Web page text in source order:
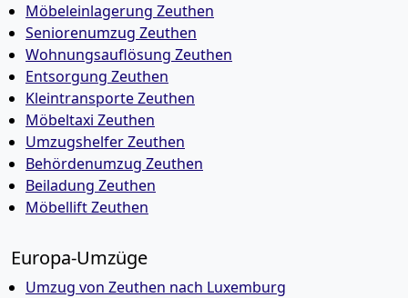
Möbeleinlagerung Zeuthen
Seniorenumzug Zeuthen
Wohnungsauflösung Zeuthen
Entsorgung Zeuthen
Kleintransporte Zeuthen
Möbeltaxi Zeuthen
Umzugshelfer Zeuthen
Behördenumzug Zeuthen
Beiladung Zeuthen
Möbellift Zeuthen
Europa-Umzüge
Umzug von Zeuthen nach Luxemburg